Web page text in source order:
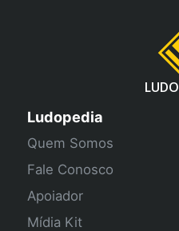
LUDO
Ludopedia
Quem Somos
Fale Conosco
Apoiador
Mídia Kit